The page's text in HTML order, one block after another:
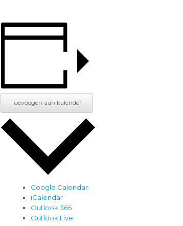
Toevoegen aan kalender
Google Calendar
iCalendar
Outlook 365
Outlook Live